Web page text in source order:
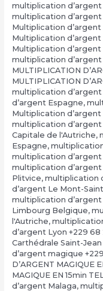
multiplication
multiplication
Multiplication
Multiplication
Multiplication d’argent
multiplication
MULTIPLICATION
MULTIPLICATION
multiplication
d’argent Espagne,
Multiplication
multiplication
Capitale de l'Autriche,
Espagne,
multiplication
multiplication d’argent
Plitvice, multiplication
d’argent Le Mont-
multiplication d’argent
Limbourg Belgique,
l'Autriche,
d’argent Lyon +229 68
Carthédrale Saint-
d’argent magique
D’ARGENT MAGIQUE
MAGIQUE EN 15min
d’argent Malaga,